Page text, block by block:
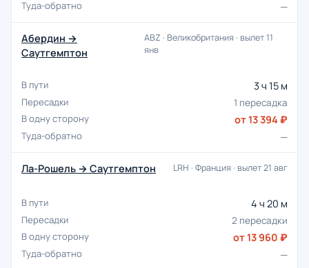
—
Абердин →
Саутгемптон
ABZ · Великобритания · вылет 11
янв
3 ч 15 м
1 пересадка
от 13 394 ₽
—
Ла-Рошель → Саутгемптон LRH · Франция · вылет 21 авг
4 ч 20 м
2 пересадки
от 13 960 ₽
—